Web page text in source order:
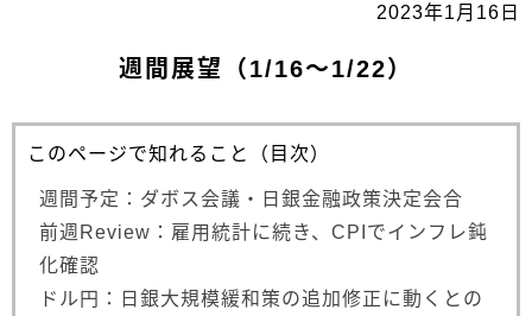
2023年1月16日
週間展望（1/16～1/22）
このページで知れること（目次）
週間予定：ダボス会議・日銀金融政策決定会合
前週Review：雇用統計に続き、CPIでインフレ鈍
化確認
ドル円：日銀大規模緩和策の追加修正に動くとの